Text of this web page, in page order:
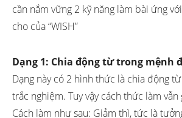
cần nắm vững 2 kỹ năng làm bài ứng
cho của “WISH”
Dạng 1: Chia động từ trong mệnh
Dạng này có 2 hình thức là chia động
trắc nghiệm. Tuy vậy cách thức làm vẫn
Cách làm như sau: Giảm thì, tức là